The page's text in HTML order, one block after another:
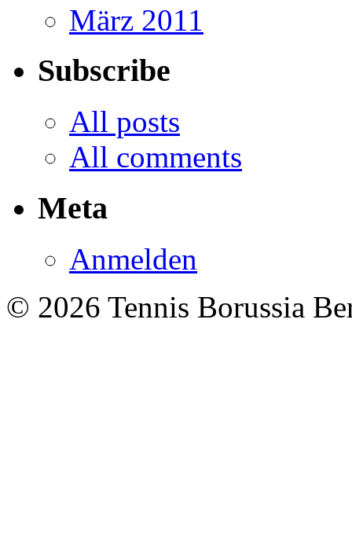
März 2011
Subscribe
All posts
All comments
Meta
Anmelden
© 2026 Tennis Borussia